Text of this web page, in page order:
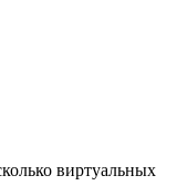
виртуальных